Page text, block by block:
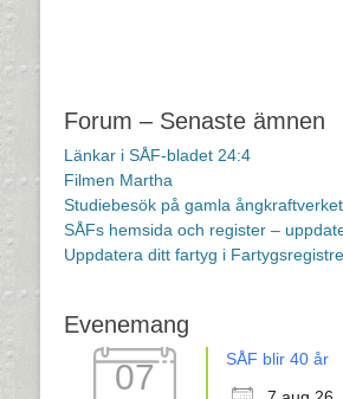
Forum – Senaste ämnen
Länkar i SÅF-bladet 24:4
Filmen Martha
Studiebesök på gamla
SÅFs hemsida och register –
Uppdatera ditt fartyg i
Evenemang
07
SÅF blir 40 år